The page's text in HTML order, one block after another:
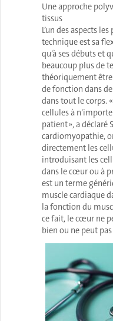
Une approche
tissus
L’un des aspects
technique est sa
qu’à ses débuts et
beaucoup plus de
théoriquement
de fonction dans
dans tout le corps.
cellules à
patient », a déclaré
cardiomyopathie,
directement les
introduisant les
dans le cœur ou à
est un terme
muscle cardiaque
la fonction du
ce fait, le cœur ne
bien ou ne peut